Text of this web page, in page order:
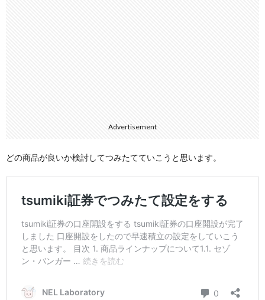
Advertisement
どの商品が良いか検討してつみたてていこうと思います。